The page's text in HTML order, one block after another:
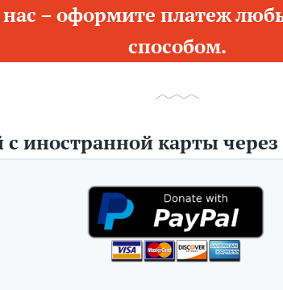
– оформите платеж
способом.
иностранной карты через